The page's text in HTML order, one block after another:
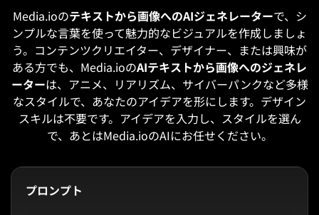
Media.ioのテキストから画像へのAIジェネレーターで、シ
ンプルな言葉を使って魅力的なビジュアルを作成しましょ
う。コンテンツクリエイター、デザイナー、または興味が
ある方でも、Media.ioのAIテキストから画像へのジェネレ
ーターは、アニメ、リアリズム、サイバーパンクなど多様
なスタイルで、あなたのアイデアを形にします。デザイン
スキルは不要です。アイデアを入力し、スタイルを選ん
で、あとはMedia.ioのAIにお任せください。
プロンプト